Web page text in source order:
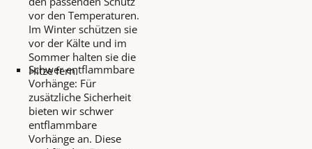
vor den Temperaturen.
Im Winter schützen sie
vor der Kälte und im
Sommer halten sie die
Hitze fern.
Schwer entflammbare
Vorhänge: Für
zusätzliche Sicherheit
bieten wir schwer
entflammbare
Vorhänge an. Diese